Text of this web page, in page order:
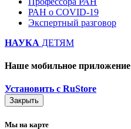
РАН о COVID-19
Экспертный разговор
НАУКА ДЕТЯМ
Наше мобильное приложение
Установить с RuStore
Закрыть
Мы на карте